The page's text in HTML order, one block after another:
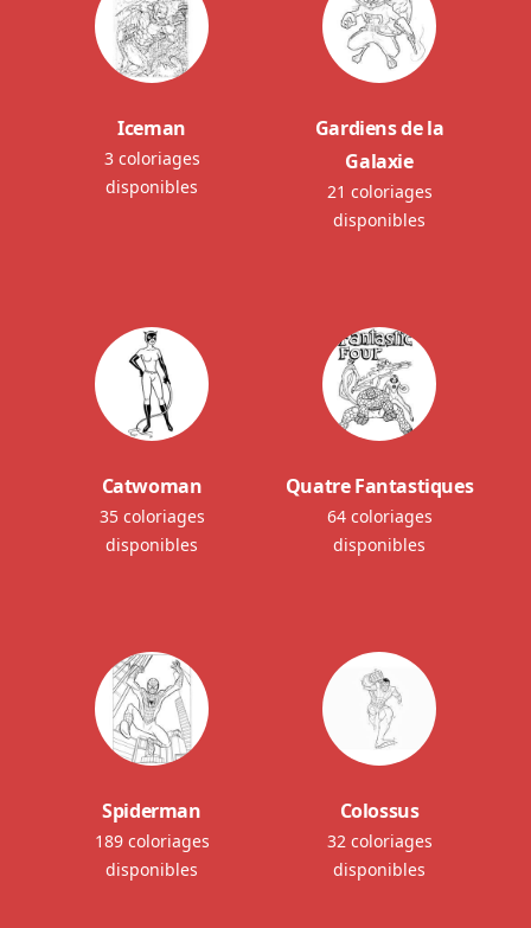
Iceman
3 coloriages
disponibles
Gardiens de la
Galaxie
21 coloriages
disponibles
Catwoman
35 coloriages
disponibles
Quatre Fantastiques
64 coloriages
disponibles
Spiderman
189 coloriages
disponibles
Colossus
32 coloriages
disponibles